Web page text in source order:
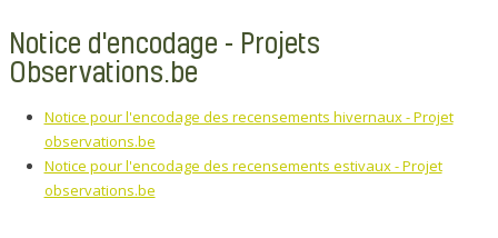
Notice d'encodage - Projets
Observations.be
Notice pour l'encodage des recensements hivernaux - Projet
observations.be
Notice pour l'encodage des recensements estivaux - Projet
observations.be